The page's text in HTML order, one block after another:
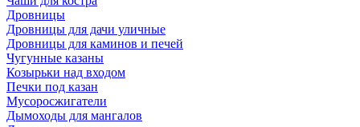
Дровницы
Дровницы для дачи уличные
Дровницы для каминов и печей
Чугунные казаны
Козырьки над входом
Печки под казан
Мусоросжигатели
Дымоходы для мангалов